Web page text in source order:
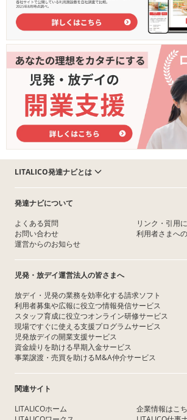
LITALICO発達ナビとは
発達ナビについて
よくある質問
お問い合わせ
運営からのお知らせ
リンク・引用
利用者さまへ
児発・放デイ運営法人の皆さまへ
放デイ・児発の業務を効率化する請求ソフト
利用者募集や広報に役立つ情報発信サービス
スタッフ育成に役立つオンライン研修サービス
現場ですぐに使える支援プログラムサービス
児発放デイの開業支援サービス
資金繰りを助ける早期入金サービス
事業譲渡・売買を助けるM&A仲介サービス
関連サイト
LITALICOホーム
企業情報はこ